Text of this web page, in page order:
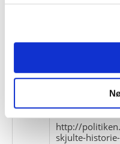
og Marius
befinder sig i
(Tyskland).
klausuleret iht.
Kontakt
brugen af
formål.
Nedenunder
historien om
http://
skjulte-